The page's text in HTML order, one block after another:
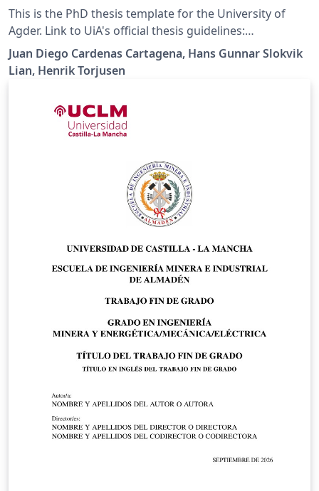
This is the PhD thesis template for the University of
Agder. Link to UiA's official thesis guidelines:
https://libguides.uia.no/Doctoral-Dissertations/Home
Juan Diego Cardenas Cartagena, Hans Gunnar Slokvik
Lian, Henrik Torjusen